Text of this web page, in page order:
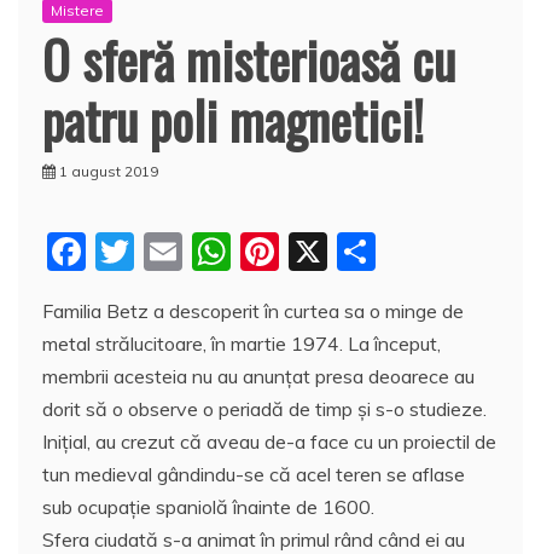
Mistere
O sferă misterioasă cu
patru poli magnetici!
1 august 2019
F
c
e
b
o
o
k
T
itt
er
E
ai
l
W
at
s
A
p
p
Pi
er
e
st
X
rt
aj
e
a
z
ă
Familia Betz a descoperit în curtea sa o minge de
metal strălucitoare, în martie 1974. La început,
membrii acesteia nu au anunţat presa deoarece au
dorit să o observe o periadă de timp și s-o studieze.
Iniţial, au crezut că aveau de-a face cu un proiectil de
tun medieval gândindu-se că acel teren se aflase
sub ocupație spaniolă înainte de 1600.
Sfera ciudată s-a animat în primul rând când ei au